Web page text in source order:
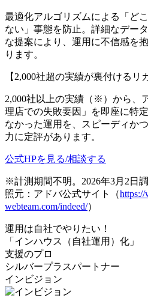
最適化アルゴリズムによる「ど
ない」事態を防止。詳細なデー
な提案により、運用に不信感を
ります。
【2,000社超の実績が裏付けるリ
2,000社以上の実績（※）から、
理店での失敗要因」を即座に特
なかった運用を、スピーディか
力に定評があります。
公式HPを見る/相談する
※計測期間不明。2026年3月2日
照元：アドバ公式サイト（
webteam.com/indeed/）
運用は自社でやりたい！
「インハウス（自社運用）化」
支援のプロ
シルバープラスパートナー
インビジョン